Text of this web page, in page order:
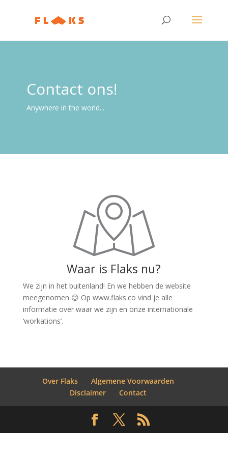
Contact ons!
Anywhere in the world...
Waar is Flaks nu?
We zijn in het buitenland! En we hebben de website
meegenomen 😉 Op www.flaks.co vind je alle
informatie over waar we zijn en onze internationale
‘workations’.
Over Flaks
Algemene Voorwaarden
Disclaimer
Contact